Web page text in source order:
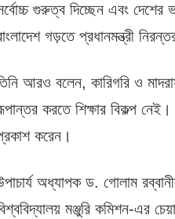
গুরুত্ব দিচ্ছেন এবং দেশের
গড়তে প্রধানমন্ত্রী
আরও বলেন, কারিগরি ও
করতে শিক্ষার বিকল্প
করেন।
অধ্যাপক ড. গোলাম
মঞ্জুরি কমিশন-এর